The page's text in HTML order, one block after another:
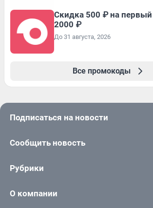
Скидка 500 ₽ на первый
2000 ₽
До 31 августа, 2026
Все промокоды
Подписаться на новости
Сообщить новость
Рубрики
О компании